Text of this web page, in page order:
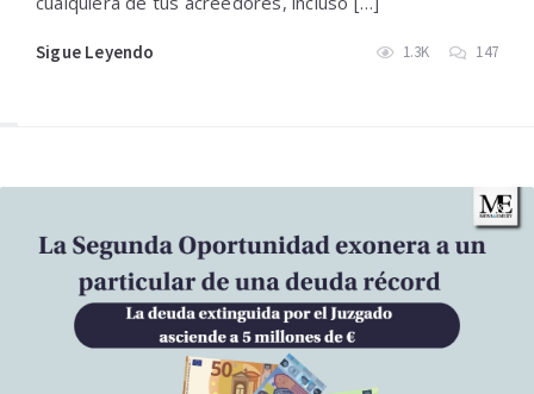
Sigue Leyendo 1.3K 147